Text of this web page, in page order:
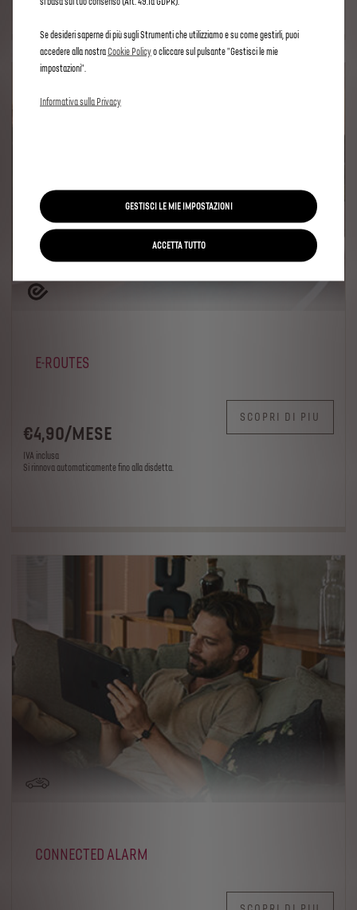
E-ROUTES
€4,90/MESE
IVA inclusa
Si rinnova automaticamente fino alla disdetta.
SCOPRI DI PIU
CONNECTED ALARM
Se desideri saperne di più sugli Strumenti che utilizziamo e su come gestirli, puoi
accedere alla nostraCookie Policyo cliccare sul pulsante "Gestisci le mie
impostazioni".
Informativa sulla Privacy
GESTISCI LE MIE IMPOSTAZIONI
ACCETTA TUTTO